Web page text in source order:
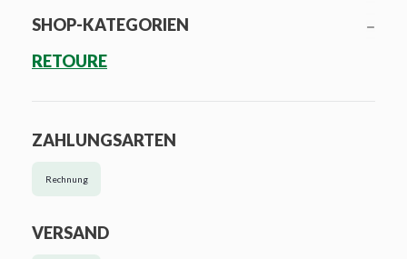
SHOP-KATEGORIEN
RETOURE
ZAHLUNGSARTEN
Rechnung
VERSAND